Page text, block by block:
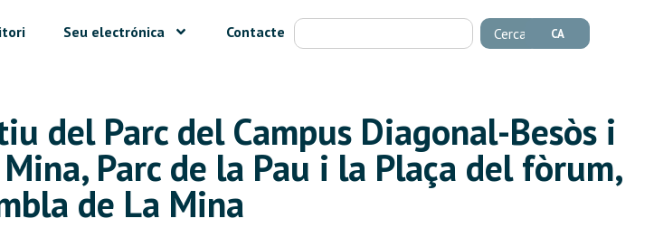
Seu electrónica Contacte Cerca CA
del Parc del Campus Diagonal-Besòs i
Parc de la Pau i la Plaça del fòrum,
de La Mina